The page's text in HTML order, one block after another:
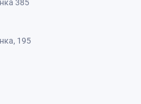
385
195